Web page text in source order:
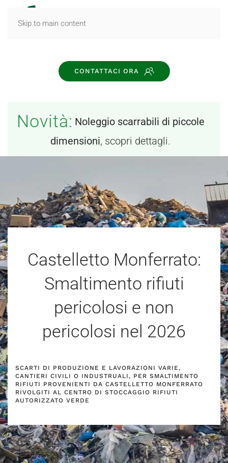
Skip to main content
CONTATTACI ORA
Novità: Noleggio scarrabili di piccole
dimensioni, scopri dettagli.
Castelletto Monferrato:
Smaltimento rifiuti
pericolosi e non
pericolosi nel 2026
SCARTI DI PRODUZIONE E LAVORAZIONI VARIE,
CANTIERI CIVILI O INDUSTRUALI, PER SMALTIMENTO
RIFIUTI PROVENIENTI DA CASTELLETTO MONFERRATO
RIVOLGITI AL CENTRO DI STOCCAGGIO RIFIUTI
AUTORIZZATO VERDE